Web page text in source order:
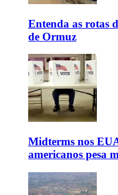
Entenda as rotas
de Ormuz
Midterms nos
americanos pesa